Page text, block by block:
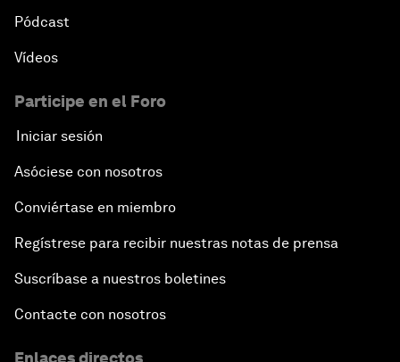
Pódcast
Vídeos
Participe en el Foro
Iniciar sesión
Asóciese con nosotros
Conviértase en miembro
Regístrese para recibir nuestras notas de prensa
Suscríbase a nuestros boletines
Contacte con nosotros
Enlaces directos